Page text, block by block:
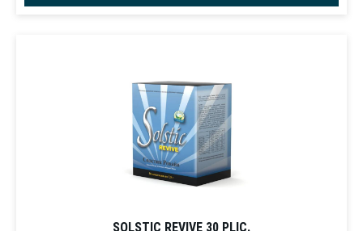
SOLSTIC REVIVE 30 PLIC.